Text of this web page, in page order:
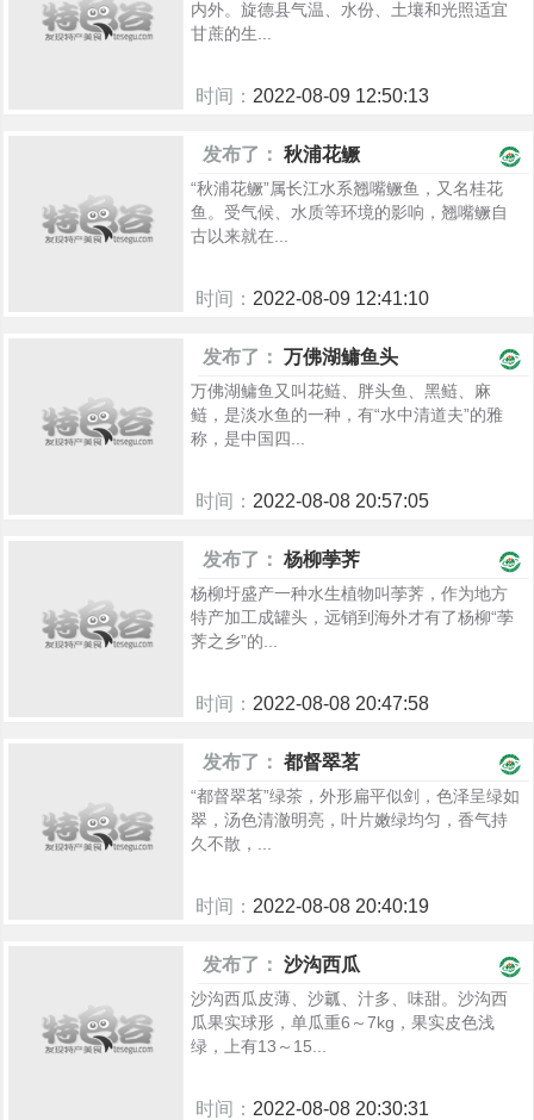
内外。旋德县气温、水份、土壤和光照适宜
甘蔗的生...
时间： 2022-08-09 12:50:13
发布了： 秋浦花鳜
“秋浦花鳜”属长江水系翘嘴鳜鱼，又名桂花
鱼。受气候、水质等环境的影响，翘嘴鳜自
古以来就在...
时间： 2022-08-09 12:41:10
发布了： 万佛湖鳙鱼头
万佛湖鳙鱼又叫花鲢、胖头鱼、黑鲢、麻
鲢，是淡水鱼的一种，有“水中清道夫”的雅
称，是中国四...
时间： 2022-08-08 20:57:05
发布了： 杨柳荸荠
杨柳圩盛产一种水生植物叫荸荠，作为地方
特产加工成罐头，远销到海外才有了杨柳“荸
荠之乡”的...
时间： 2022-08-08 20:47:58
发布了： 都督翠茗
“都督翠茗”绿茶，外形扁平似剑，色泽呈绿如
翠，汤色清澈明亮，叶片嫩绿均匀，香气持
久不散，...
时间： 2022-08-08 20:40:19
发布了： 沙沟西瓜
沙沟西瓜皮薄、沙瓤、汁多、味甜。沙沟西
瓜果实球形，单瓜重6～7kg，果实皮色浅
绿，上有13～15...
时间： 2022-08-08 20:30:31